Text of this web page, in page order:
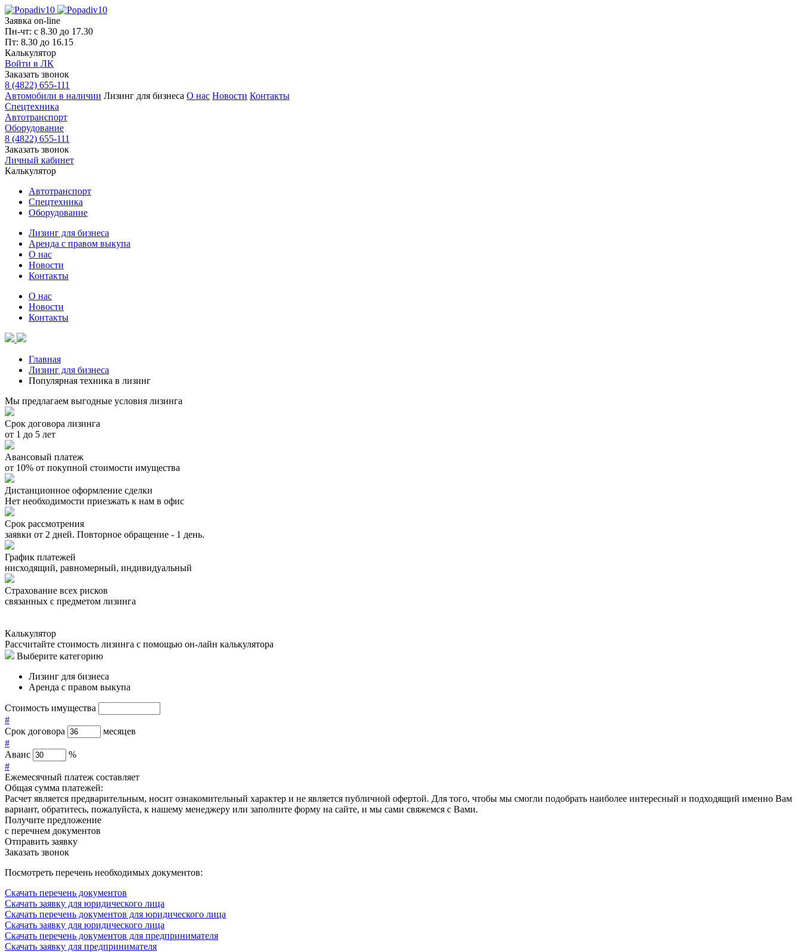
Заявка on-line
Пн-чт: с 8.30 до 17.30
Пт: 8.30 до 16.15
Калькулятор
Войти в ЛК
Заказать звонок
8 (4822) 655-111
Автомобили в наличии Лизинг для бизнеса О нас Новости Контакты
Спецтехника
Автотранспорт
Оборудование
8 (4822) 655-111
Заказать звонок
Личный кабинет
Калькулятор
Автотранспорт
Спецтехника
Оборудование
Лизинг для бизнеса
Аренда с правом выкупа
О нас
Новости
Контакты
О нас
Новости
Контакты
Главная
Лизинг для бизнеса
Популярная техника в лизинг
Мы предлагаем выгодные условия лизинга
Срок договора лизинга
от 1 до 5 лет
Авансовый платеж
от 10% от покупной стоимости имущества
Дистанционное оформление сделки
Нет необходимости приезжать к нам в офис
Срок рассмотрения
заявки от 2 дней. Повторное обращение - 1 день.
График платежей
нисходящий, равномерный, индивидуальный
Страхование всех рисков
связанных с предметом лизинга
Калькулятор
Рассчитайте стоимость лизинга с помощью он-лайн калькулятора
Выберите категорию
Лизинг для бизнеса
Аренда с правом выкупа
Стоимость имущества
#
Срок договора
месяцев
#
Аванс
%
#
Ежемесячный платеж составляет
Общая сумма платежей:
Расчет является предварительным, носит ознакомительный характер и не является публичной офертой. Для того, чтобы мы смогли подобрать наиболее интересный и подходящий именно Вам
вариант, обратитесь, пожалуйста, к нашему менеджеру или заполните форму на сайте, и мы сами свяжемся с Вами.
Получите предложение
с перечнем документов
Отправить заявку
Заказать звонок
Посмотреть перечень необходимых документов:
Скачать перечень документов
Скачать заявку для юридического лица
Скачать перечень документов для юридического лица
Скачать заявку для юридического лица
Скачать перечень документов для предпринимателя
Скачать заявку для предпринимателя